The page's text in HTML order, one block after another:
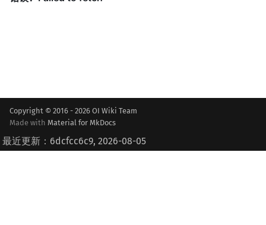
Copyright © 2016 - 2026 OI Wiki Team
Made with Material for MkDocs
最近更新：6dcfcc6c9, 2026-08-05